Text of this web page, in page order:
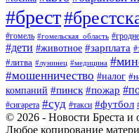
#брест
#гомель #гомельская_область
#дети #животное #зарплата
#литва #лунинец #медицина
#мошенничество #налог
компаний #пинск #пожар
#сигарета #суд #такси #футбол
© 2026 - Новости Бреста и
Любое копирование